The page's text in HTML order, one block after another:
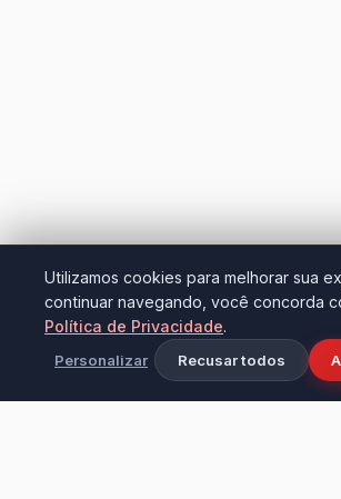
Utilizamos cookies para melhorar sua
continuar navegando, você concorda
Política de Privacidade.
Personalizar Recusar todos